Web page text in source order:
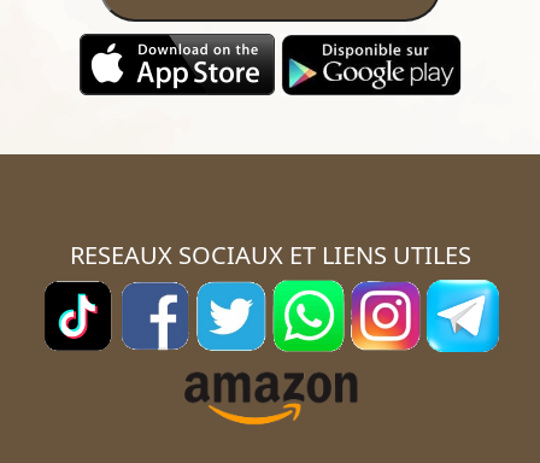
RESEAUX SOCIAUX ET LIENS UTILES